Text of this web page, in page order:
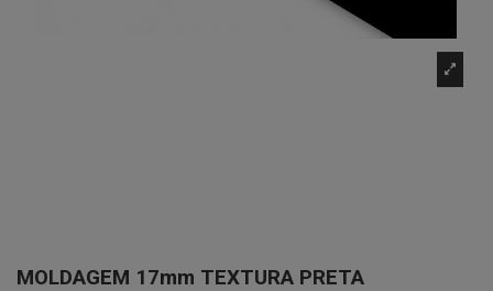
MOLDAGEM 17mm TEXTURA PRETA